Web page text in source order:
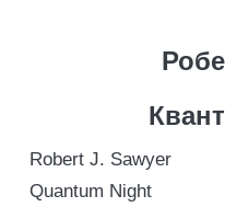
Robert J. Sawyer
Quantum Night